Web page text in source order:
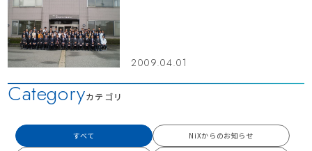
2009.04.01
Categoryカテゴリ
すべて NiXからのお知らせ